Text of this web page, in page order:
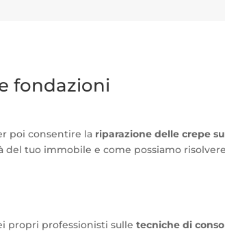
fondazioni
poi consentire la riparazione delle crepe
tuo immobile e come possiamo
propri professionisti sulletecniche di